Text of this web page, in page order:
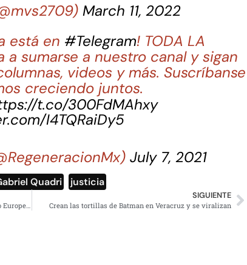
March 11, 2022
está en #Telegram! TODA LA
a sumarse a nuestro canal y sigan
videos y más. Suscríbanse
creciendo juntos.
t.co/300FdMAhxy
I4TQRaiDy5
July 7, 2021
Quadri justicia
Hay intereses ocultos en resolución del Parlamento Europeo sobre violencia en México: Eurodiputado
SIGUIENTE
Crean las tortillas de Batman en Veracruz y se viralizan